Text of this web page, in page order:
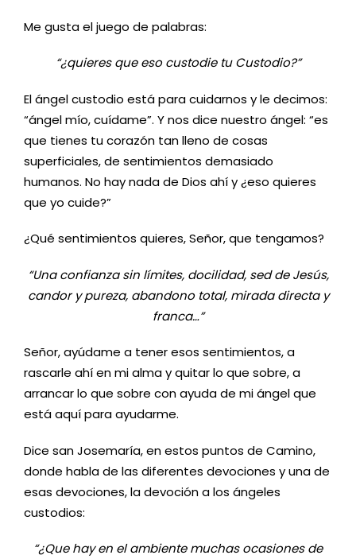
Me gusta el juego de palabras:
“¿quieres que eso custodie tu Custodio?”
El ángel custodio está para cuidarnos y le decimos:
“ángel mío, cuídame”. Y nos dice nuestro ángel: “es
que tienes tu corazón tan lleno de cosas
superficiales, de sentimientos demasiado
humanos. No hay nada de Dios ahí y ¿eso quieres
que yo cuide?”
¿Qué sentimientos quieres, Señor, que tengamos?
“Una confianza sin límites, docilidad, sed de Jesús,
candor y pureza, abandono total, mirada directa y
franca…”
Señor, ayúdame a tener esos sentimientos, a
rascarle ahí en mi alma y quitar lo que sobre, a
arrancar lo que sobre con ayuda de mi ángel que
está aquí para ayudarme.
Dice san Josemaría, en estos puntos de Camino,
donde habla de las diferentes devociones y una de
esas devociones, la devoción a los ángeles
custodios:
“¿Que hay en el ambiente muchas ocasiones de